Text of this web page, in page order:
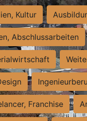
Kultur
Abschlussarbeiten
Franchise